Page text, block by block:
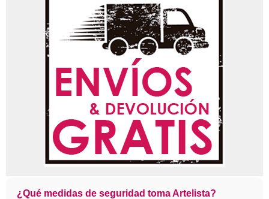
¿Qué medidas de seguridad toma Artelista?